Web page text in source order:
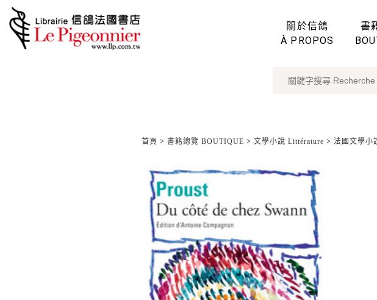
關於信鴿
À PROPOS
書
首頁 > 書籍總覽 BOUTIQUE > 文學小說 Littérature > 法國文學小